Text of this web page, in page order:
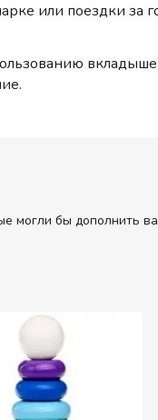
или поездки
могли бы дополнить